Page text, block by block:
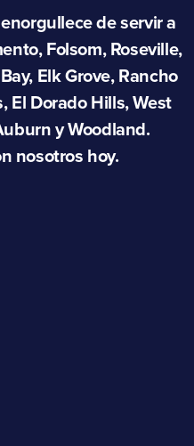
de servir a
Folsom, Roseville,
Elk Grove, Rancho
El Dorado Hills, West
y Woodland.
nosotros hoy.